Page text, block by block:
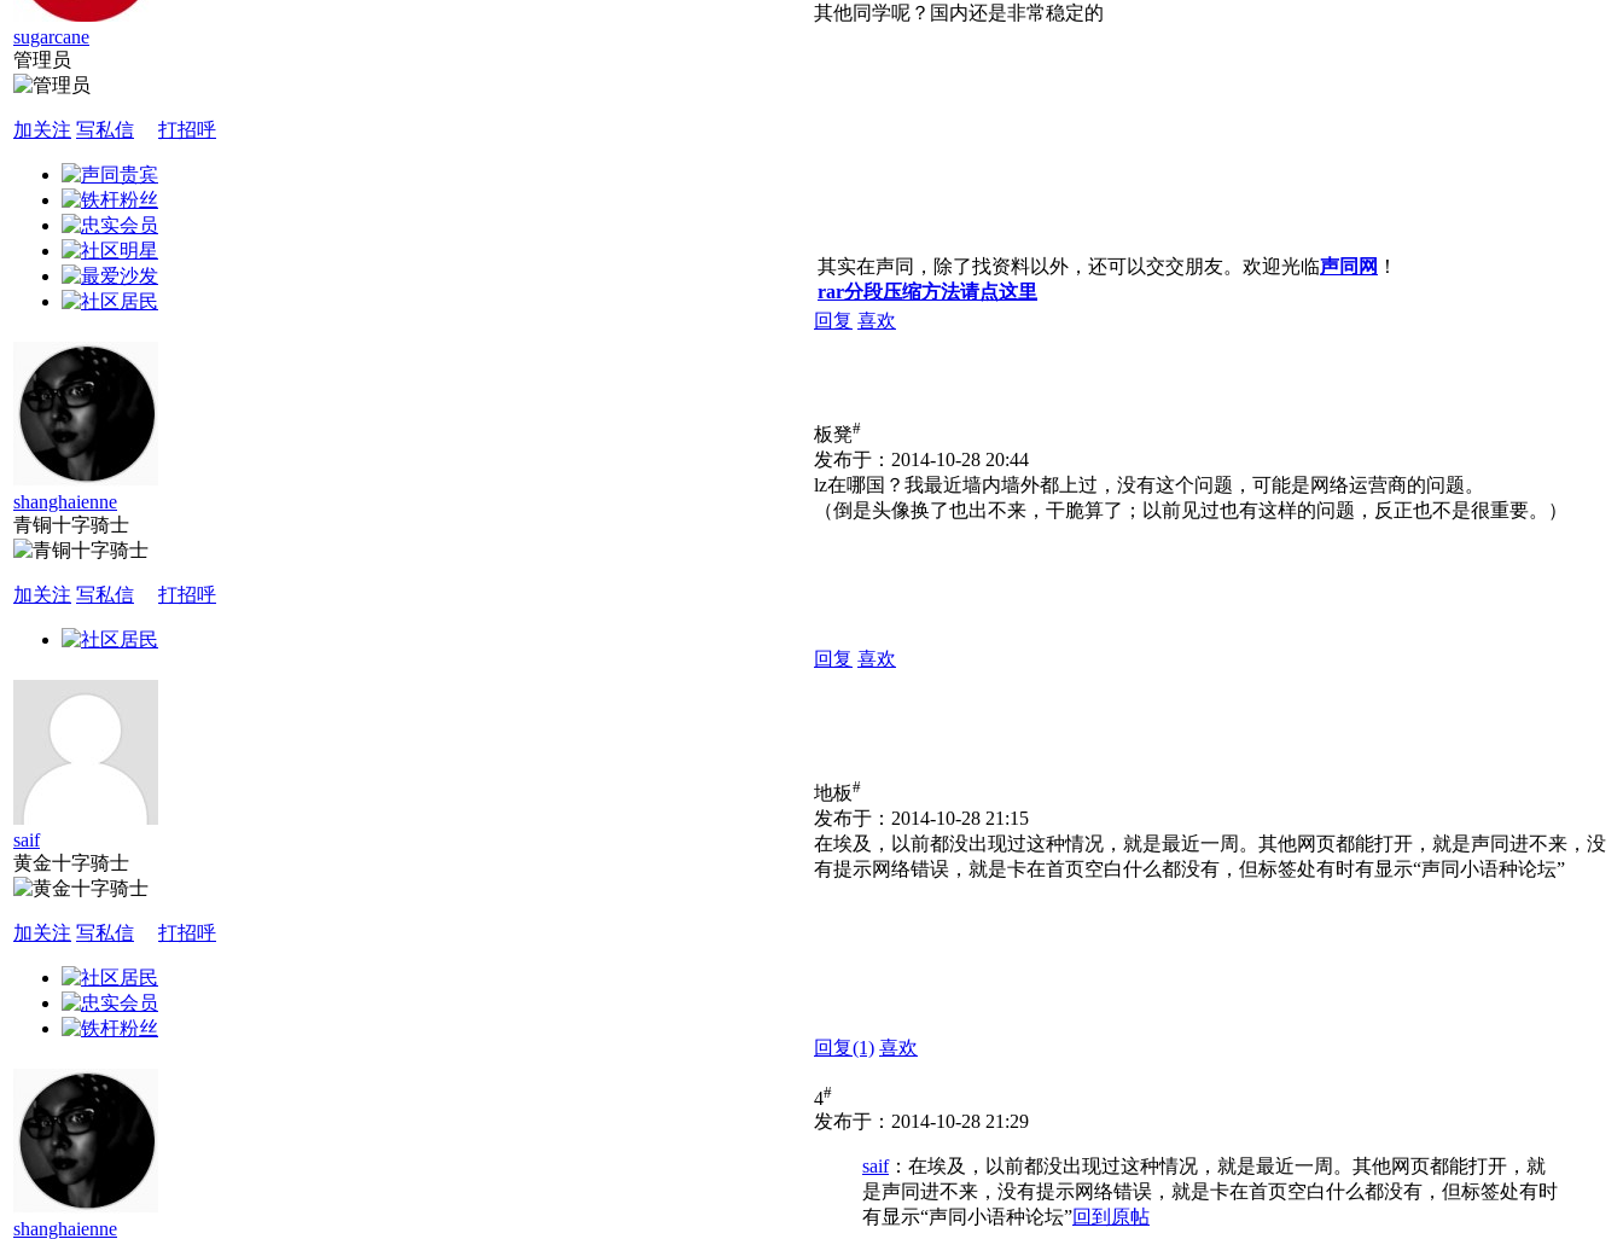
sugarcane
管理员
加关注 写私信 打招呼
其他同学呢？国内还是非常稳定的
其实在声同，除了找资料以外，还可以交交朋友。欢迎光临声同网 ！
rar分段压缩方法请点这里
回复 喜欢
shanghaienne
青铜十字骑士
加关注 写私信 打招呼
板凳#
发布于：2014-10-28 20:44
lz在哪国？我最近墙内墙外都上过，没有这个问题，可能是网络运营商的问题。
（倒是头像换了也出不来，干脆算了；以前见过也有这样的问题，反正也不是很重要。）
回复 喜欢
saif
黄金十字骑士
加关注 写私信 打招呼
地板#
发布于：2014-10-28 21:15
在埃及，以前都没出现过这种情况，就是最近一周。其他网页都能打开，就是声同进不来，没
有提示网络错误，就是卡在首页空白什么都没有，但标签处有时有显示“声同小语种论坛”
回复(1) 喜欢
shanghaienne
4#
发布于：2014-10-28 21:29
saif：在埃及，以前都没出现过这种情况，就是最近一周。其他网页都能打开，就
是声同进不来，没有提示网络错误，就是卡在首页空白什么都没有，但标签处有时
有显示“声同小语种论坛”回到原帖